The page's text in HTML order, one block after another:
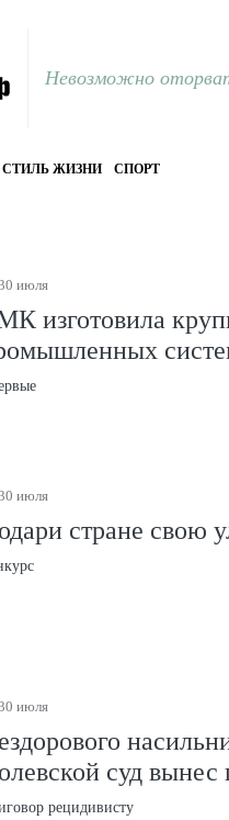
Невозможно
СТИЛЬ ЖИЗНИ СПОРТ
июля
изготовила
июля
стране свою
июля
суд вынес
рецидивисту